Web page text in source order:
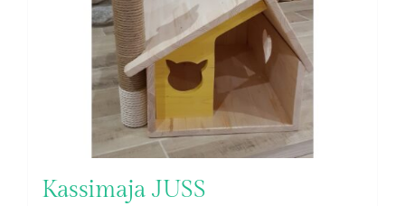
Kassimaja JUSS